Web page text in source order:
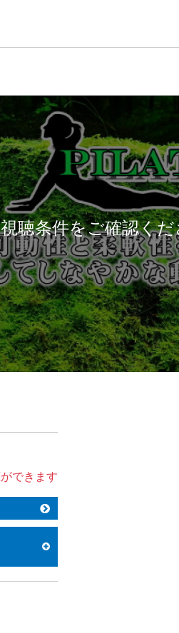
聴条件をご確認くだ
できます